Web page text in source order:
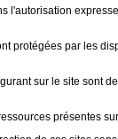
protégées par les
sur le site
présentes